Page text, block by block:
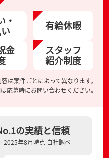
・ 有給休暇
金 スタッフ
紹介制度
は案件ごとによって異なります。
応募時にお問い合わせください。
の実績と信頼
年8月時点 自社調べ